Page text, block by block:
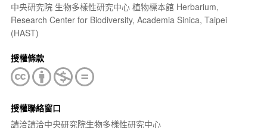
中央研究院 生物多樣性研究中心 植物標本館 Herbarium,
Research Center for Biodiversity, Academia Sinica, Taipei
(HAST)
授權條款
授權聯絡窗口
請洽請洽中央研究院生物多樣性研究中心